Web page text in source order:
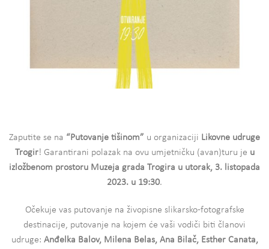
Zaputite se na “Putovanje tišinom” u organizaciji Likovne udruge
Trogir! Garantirani polazak na ovu umjetničku (avan)turu je u
izložbenom prostoru Muzeja grada Trogira u utorak, 3. listopada
2023. u 19:30.
Očekuje vas putovanje na živopisne slikarsko-fotografske
destinacije, putovanje na kojem će vaši vodiči biti članovi
udruge: Anđelka Balov, Milena Belas, Ana Bilač, Esther Canata,